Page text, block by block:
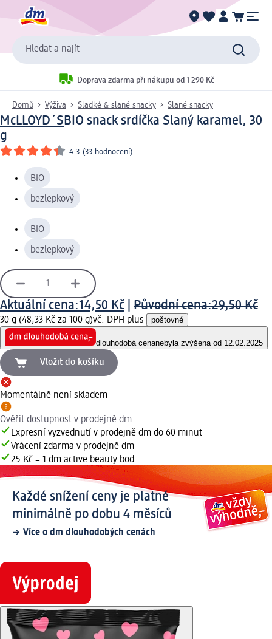
Hledat a najít
Doprava zdarma při nákupu od 1 290 Kč
Domů Výživa Sladké & slané snacky Slané snacky
McLLOYD´SBIO snack srdíčka Slaný karamel, 30
g
4.3 (33 hodnocení)
BIO
bezlepkový
BIO
bezlepkový
Aktuální cena:14,50 Kč Původní cena:29,50 Kč
30 g (48,33 Kč za 100 g)vč. DPH plus poštovné
dlouhodobá cenanebyla zvýšena od 12.02.2025
Vložit do košíku
Momentálně není skladem
Ověřit dostupnost v prodejně dm
Expresní vyzvednutí v prodejně dm do 60 minut
Vrácení zdarma v prodejně dm
25 Kč = 1 dm active beauty bod
Každé snížení ceny je platné
minimálně po dobu 4 měsíců
Více o dm dlouhodobých cenách